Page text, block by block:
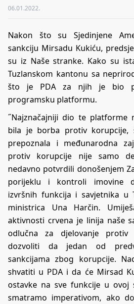
06.01.2022.
Nakon što su Sjedinjene
sankciju Mirsadu Kukiću,
su iz Naše stranke. Kako su
Tuzlanskom kantonu sa
što je PDA za njih je bio
programsku platformu.
˝Najznačajniji dio te platforme
bila je borba protiv
prepoznala i međunarodna
protiv korupcije nije samo
nedavno potvrdili donošenjem
porijeklu i kontroli imovine
izvršnih funkcija i savjetnika u
ministrica Una Harčin.
aktivnosti crvena je linija naše
odlučna za djelovanje
dozvoliti da jedan od
sankcijama zbog korupcije.
shvatiti u PDA i da će Mirsad
ostavke na sve funkcije u ovoj
smatramo imperativom, ako